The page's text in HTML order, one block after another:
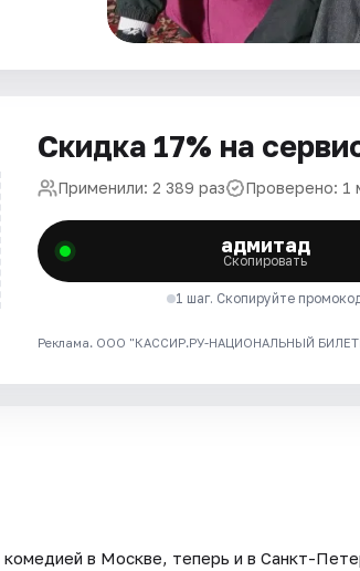
Скидка 17% на
Применили: 2 389 раз Проверено: 1
адмитад
Скопировать
1 шаг. Скопируйте
Реклама. ООО "КАССИР.РУ-НАЦИОНАЛЬНЫЙ
в Москве, теперь и в Санкт-